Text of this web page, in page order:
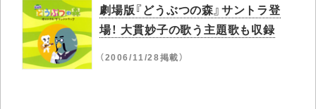
劇場版『どうぶつの森』サントラ登
場！ 大貫妙子の歌う主題歌も収録
（2006/11/28掲載）